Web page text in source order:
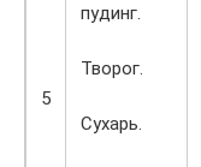
5
пудинг.
Творог.
Сухарь.